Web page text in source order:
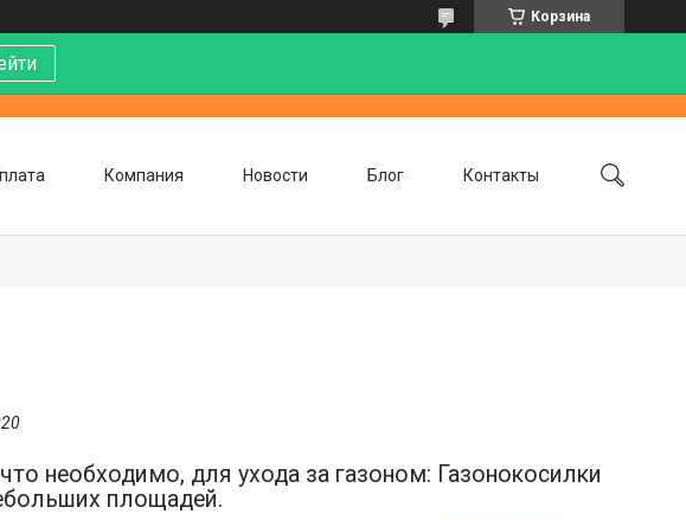
Корзина
Компания Новости Блог Контакты
необходимо, для ухода за газоном: Газонокосилки
площадей.